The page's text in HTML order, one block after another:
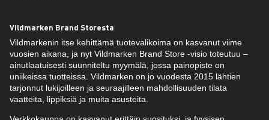
Vildmarken Brand Storesta
Vildmarkenin itse kehittämä tuotevalikoima on kasvanut viime
vuosien aikana, ja nyt Vildmarken Brand Store -visio toteutuu –
ainutlaatuisesti suunniteltu myymälä, jossa painopiste on
uniikeissa tuotteissa. Vildmarken on jo vuodesta 2015 lähtien
tarjonnut lukijoilleen ja seuraajilleen mahdollisuuden tilata
vaatteita, lippiksiä ja muita asusteita.